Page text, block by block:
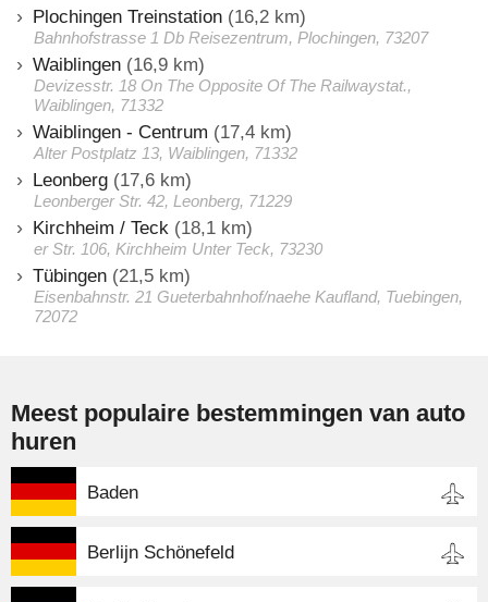
Plochingen Treinstation (16,2 km)
Bahnhofstrasse 1 Db Reisezentrum, Plochingen, 73207
Waiblingen (16,9 km)
Devizesstr. 18 On The Opposite Of The Railwaystat.,
Waiblingen, 71332
Waiblingen - Centrum (17,4 km)
Alter Postplatz 13, Waiblingen, 71332
Leonberg (17,6 km)
Leonberger Str. 42, Leonberg, 71229
Kirchheim / Teck (18,1 km)
er Str. 106, Kirchheim Unter Teck, 73230
Tübingen (21,5 km)
Eisenbahnstr. 21 Gueterbahnhof/naehe Kaufland, Tuebingen,
72072
Meest populaire bestemmingen van auto
huren
Baden
Berlijn Schönefeld